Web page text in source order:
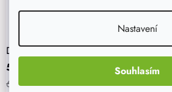
Nastavení
Souhlasím
Dřevěná stolička II 31 x 31 x 46 cm
535 Kč
669 Kč